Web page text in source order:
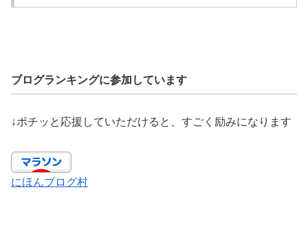
ブログランキングに参加しています
↓ポチッと応援していただけると、すごく励みになります
にほんブログ村